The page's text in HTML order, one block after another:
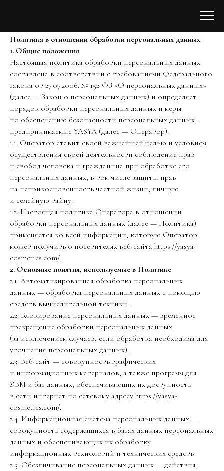
Политика в отношении обработки персональных данных
1. Общие положения
Настоящая политика обработки персональных данных
составлена в соответствии с требованиями Федерального
закона от 27.07.2006. № 152-ФЗ «О персональных данных»
(далее — Закон о персональных данных) и определяет
порядок обработки персональных данных и меры
по обеспечению безопасности персональных данных,
предпринимаемые YASYA (далее — Оператор).
1.1. Оператор ставит своей важнейшей целью и условием
осуществления своей деятельности соблюдение прав
и свобод человека и гражданина при обработке его
персональных данных, в том числе защиты прав
на неприкосновенность частной жизни, личную
и семейную тайну.
1.2. Настоящая политика Оператора в отношении
обработки персональных данных (далее — Политика)
применяется ко всей информации, которую Оператор
может получить о посетителях веб-сайта https://yasya-
cosmetics.com/.
2. Основные понятия, используемые в Политике
2.1. Автоматизированная обработка персональных
данных — обработка персональных данных с помощью
средств вычислительной техники.
2.2. Блокирование персональных данных — временное
прекращение обработки персональных данных
(за исключением случаев, если обработка необходима для
уточнения персональных данных).
2.3. Веб-сайт — совокупность графических
и информационных материалов, а также программ для
ЭВМ и баз данных, обеспечивающих их доступность
в сети интернет по сетевому адресу https://yasya-
cosmetics.com/.
2.4. Информационная система персональных данных —
совокупность содержащихся в базах данных персональных
данных и обеспечивающих их обработку
информационных технологий и технических средств.
2.5. Обезличивание персональных данных — действия,